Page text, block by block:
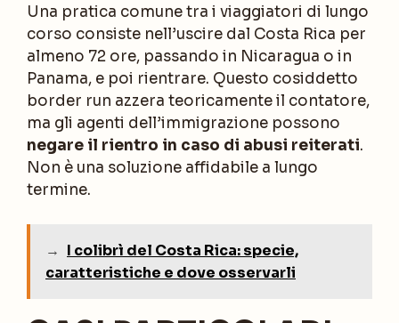
Una pratica comune tra i viaggiatori di lungo
corso consiste nell’uscire dal Costa Rica per
almeno 72 ore, passando in Nicaragua o in
Panama, e poi rientrare. Questo cosiddetto
border run azzera teoricamente il contatore,
ma gli agenti dell’immigrazione possono
negare il rientro in caso di abusi reiterati.
Non è una soluzione affidabile a lungo
termine.
→ I colibrì del Costa Rica: specie,
caratteristiche e dove osservarli